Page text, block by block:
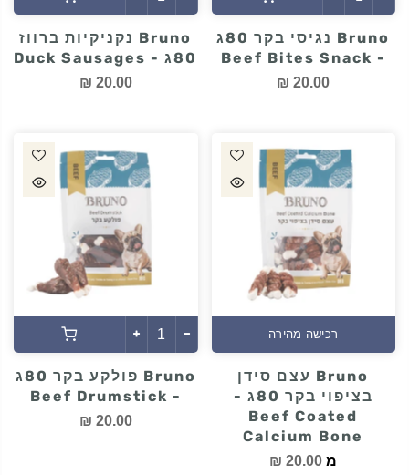
Bruno נגיסי בקר 80ג
- Beef Bites Snack
20.00 ₪
Bruno נקניקיות ברווז
80ג - Duck Sausages
20.00 ₪
רכישה מהירה
Bruno עצם סידן
בציפוי בקר 80ג -
Beef Coated
Calcium Bone
מ20.00 ₪
Bruno פולקע בקר 80ג
- Beef Drumstick
20.00 ₪